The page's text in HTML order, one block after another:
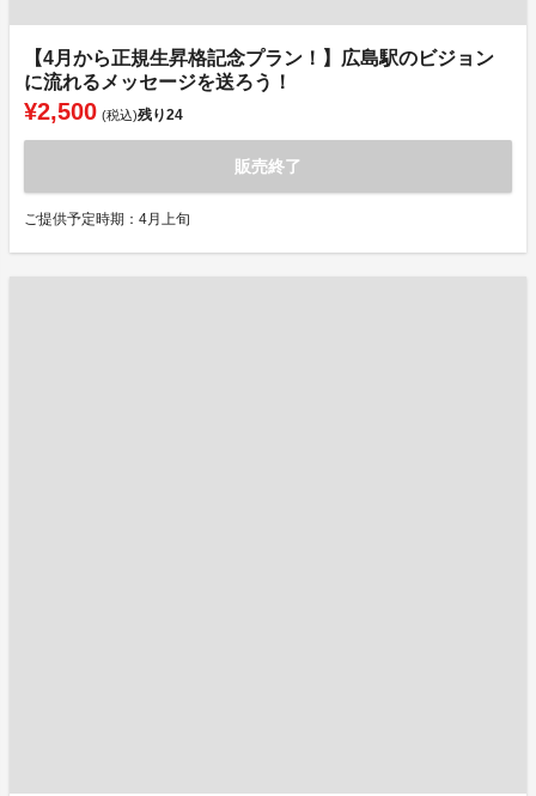
【4月から正規生昇格記念プラン！】広島駅のビジョン
に流れるメッセージを送ろう！
¥2,500 (税込)残り24
販売終了
ご提供予定時期：4月上旬